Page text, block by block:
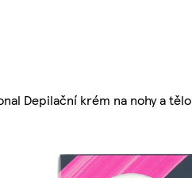
Depilační krém na nohy a